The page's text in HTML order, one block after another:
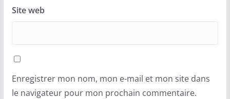
Site web
Enregistrer mon nom, mon e-mail et mon site dans
le navigateur pour mon prochain commentaire.